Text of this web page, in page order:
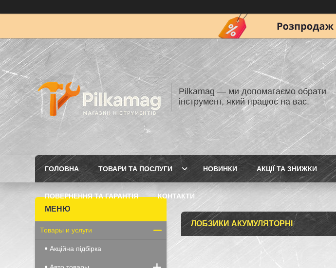
Pilkamag — ми допомагаємо обрати
інструмент, який працює на вас.
ГОЛОВНА ТОВАРИ ТА ПОСЛУГИ НОВИНКИ АКЦІЇ ТА ЗНИЖКИ
ПОВЕРНЕННЯ ТА ГАРАНТІЯ КОНТАКТИ
ЛОБЗИКИ АКУМУЛЯТОРНІ
Товары и услуги
Акційна підбірка